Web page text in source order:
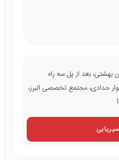
بهشتی، بعد از پل سه راه
حدادی، مجتمع تخصصی البرز،